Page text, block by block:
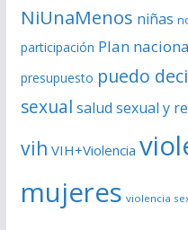
NiUnaMenos niñas
participación Plan
presupuesto puedo
sexual salud sexual y
vih VIH+Violencia
mujeres violencia